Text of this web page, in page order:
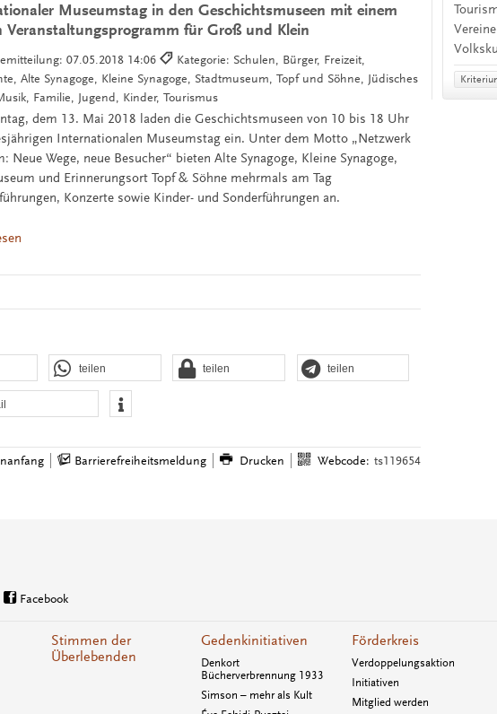
Museumstag in den Geschichtsmuseen mit einem
Veranstaltungsprogramm für Groß und Klein
07.05.2018 14:06
Kategorie: Schulen, Bürger, Freizeit,
Alte Synagoge, Kleine Synagoge, Stadtmuseum, Topf und Söhne, Jüdisches
Familie, Jugend, Kinder, Tourismus
dem 13. Mai 2018 laden die Geschichtsmuseen von 10 bis 18 Uhr
Internationalen Museumstag ein. Unter dem Motto „Netzwerk
Neue Wege, neue Besucher“ bieten Alte Synagoge, Kleine Synagoge,
und Erinnerungsort Topf & Söhne mehrmals am Tag
Konzerte sowie Kinder- und Sonderführungen an.
teilen teilen teilen
Barrierefreiheitsmeldung Drucken Webcode: ts119654
Vereine
Facebook
Stimmen der
Überlebenden
Gedenkinitiativen
Denkort
Bücherverbrennung 1933
Simson – mehr als Kult
Förderkreis
Verdoppelungsaktion
Initiativen
Mitglied werden